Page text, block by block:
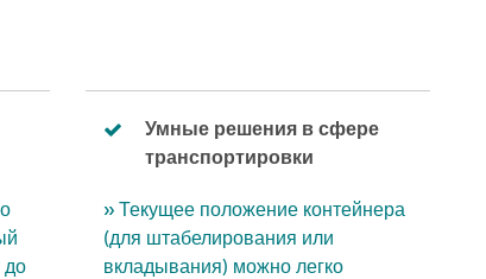
до
Умные решения в сфере
транспортировки
» Текущее положение контейнера
(для штабелирования или
вкладывания) можно легко